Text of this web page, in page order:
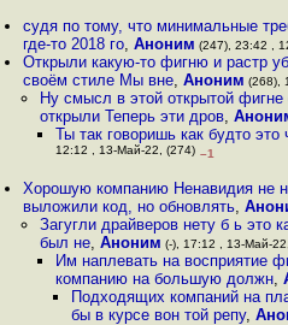
судя по тому, что минимальные
где-то 2018 го,Аноним (247), 23:42 ,
Открыли какую-то фигню и растр
своём стиле Мы вне,Аноним (268),
Ну смысл в этой открытой
открыли Теперь эти дров,
Ты так говоришь как будто это
12:12 , 13-Май-22, (274) –1
Хорошую компанию Ненавидия не
выложили код, но обновлять,
Загугли драйверов нету б ь это
был не, Аноним (-), 17:12 , 13-Май-
Им наплевать на восприятие
компанию на большую должн,
Подходящих компаний на
бы в курсе вон той репу,